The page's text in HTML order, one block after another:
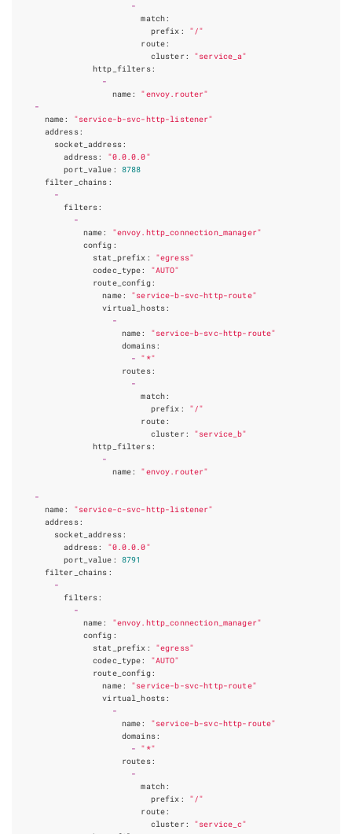
-
match:
prefix :
"/"
route:
cluster :
"service_a"
http_filters:
-
name:
"envoy.router"
-
name:
"service-b-svc-http-listener"
address:
socket_address:
address:
"0.0.0.0"
port_value :
8788
filter_chains :
-
filters:
-
name:
"envoy.http_connection_manager"
config :
stat_prefix :
"egress"
codec_type:
"AUTO"
route_config:
name:
"service-b-svc-http-route"
virtual_hosts:
-
name:
"service-b-svc-http-route"
domains:
-
"*"
routes:
-
match:
prefix :
"/"
route:
cluster :
"service_b"
http_filters:
-
name: "envoy.router"
-
name:
"service-c-svc-http-listener"
address:
socket_address:
address:
"0.0.0.0"
port_value :
8791
filter_chains :
-
filters:
-
name:
"envoy.http_connection_manager"
config :
stat_prefix :
"egress"
codec_type:
"AUTO"
route_config:
name:
"service-b-svc-http-route"
virtual_hosts:
-
name:
"service-b-svc-http-route"
domains:
-
"*"
routes:
-
match:
prefix :
"/"
route:
cluster :
"service_c"